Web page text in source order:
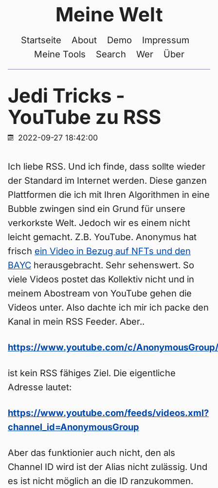
Meine Welt
Startseite About Demo
Impressum
Meine Tools
Search Wer Über
Jedi Tricks -
YouTube zu RSS
2022-09-27 18:42:00
Ich liebe RSS. Und ich finde, dass sollte wieder
der Standard im Internet werden. Diese ganzen
Plattformen die ich mit Ihren Algorithmen in eine
Bubble zwingen sind ein Grund für unsere
verkorkste Welt. Jedoch wir es einem nicht
leicht gemacht. Z.B. YouTube. Anonymus hat
frisch ein Video in Bezug auf NFTs und den
BAYC herausgebracht. Sehr sehenswert. So
viele Videos postet das Kollektiv nicht und in
meinem Abostream von YouTube gehen die
Videos unter. Also dachte ich mir ich packe den
Kanal in mein RSS Feeder. Aber..
https://www.youtube.com/c/AnonymousGroup/
ist kein RSS fähiges Ziel. Die eigentliche
Adresse lautet:
https://www.youtube.com/feeds/videos.xml?
channel_id=AnonymousGroup
Aber das funktionier auch nicht, den als
Channel ID wird ist der Alias nicht zulässig. Und
es ist nicht möglich an die ID ranzukommen.